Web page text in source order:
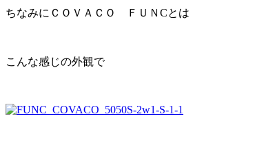
ちなみにＣＯＶＡＣＯ ＦＵＮCとは
こんな感じの外観で